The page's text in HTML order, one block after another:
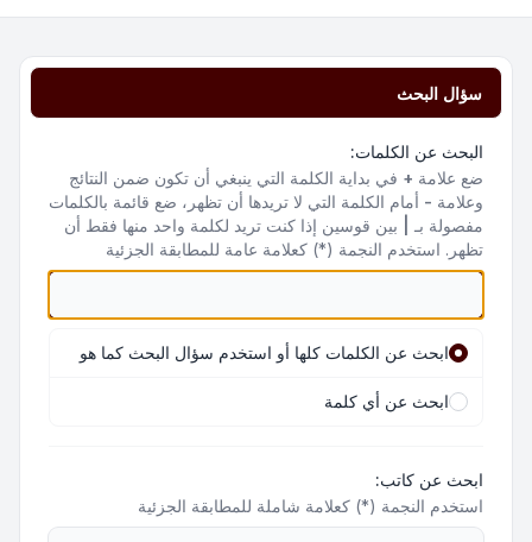
سؤال البحث
البحث عن الكلمات:
ضع علامة + في بداية الكلمة التي ينبغي أن تكون ضمن النتائج
وعلامة - أمام الكلمة التي لا تريدها أن تظهر، ضع قائمة بالكلمات
مفصولة بـ
بين قوسين إذا كنت تريد لكلمة واحد منها فقط أن
تظهر. استخدم النجمة (*) كعلامة عامة للمطابقة الجزئية
ابحث عن الكلمات كلها أو استخدم سؤال البحث كما هو
ابحث عن أي كلمة
ابحث عن كاتب:
استخدم النجمة (*) كعلامة شاملة للمطابقة الجزئية